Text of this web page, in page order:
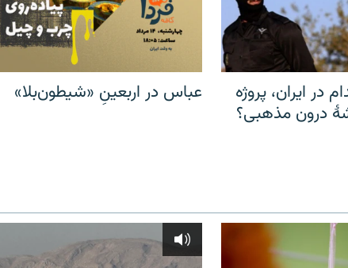
در ایران، پروژه
درون مذهبی؟
عباس در اربعینِ «شیطون‌بلا»